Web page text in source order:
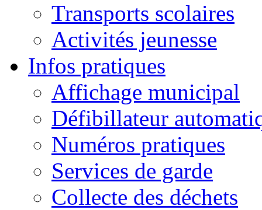
Transports scolaires
Activités jeunesse
Infos pratiques
Affichage municipal
Défibillateur
Numéros pratiques
Services de garde
Collecte des déchets